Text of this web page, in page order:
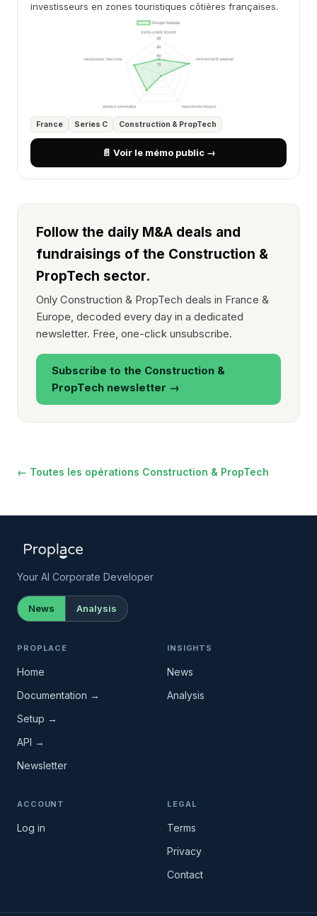
investisseurs en zones touristiques côtières françaises.
France Series C Construction & PropTech
📄 Voir le mémo public →
Follow the daily M&A deals and
fundraisings of the Construction &
PropTech sector.
Only Construction & PropTech deals in France &
Europe, decoded every day in a dedicated
newsletter. Free, one-click unsubscribe.
Subscribe to the Construction &
PropTech newsletter →
← Toutes les opérations Construction & PropTech
Your AI Corporate Developer
News Analysis
PROPLACE
Home
Documentation →
Setup →
API →
Newsletter
INSIGHTS
News
Analysis
ACCOUNT
Log in
LEGAL
Terms
Privacy
Contact